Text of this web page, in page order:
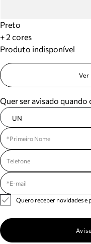
Preto
+ 2 cores
Produto indisponível
Ver
Quer ser avisado
UN
Quero receber novidades e